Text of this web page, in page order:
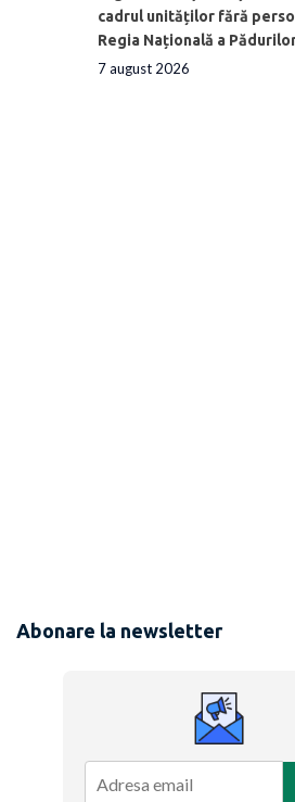
cadrul unităților fără
Regia Națională a
7 august 2026
Abonare la newsletter